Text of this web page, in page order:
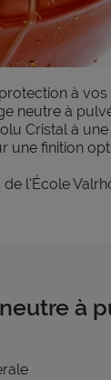
à vos
neutre à
Cristal à
une finition
l'École
à